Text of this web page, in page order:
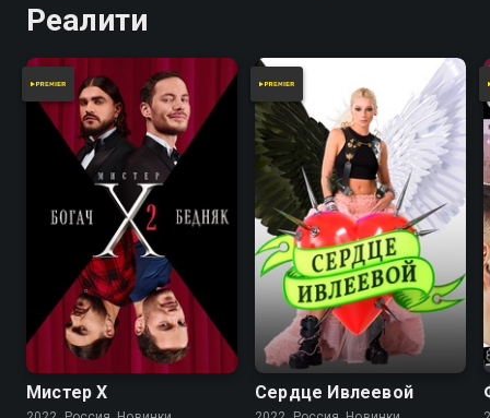
Реалити
Мистер X Сердце Ивлеевой